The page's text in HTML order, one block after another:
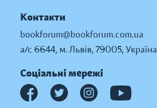
Контакти
bookforum@bookforum.com.ua
а/с 6644, м. Львів, 79005, Україна
Соціальні мережі